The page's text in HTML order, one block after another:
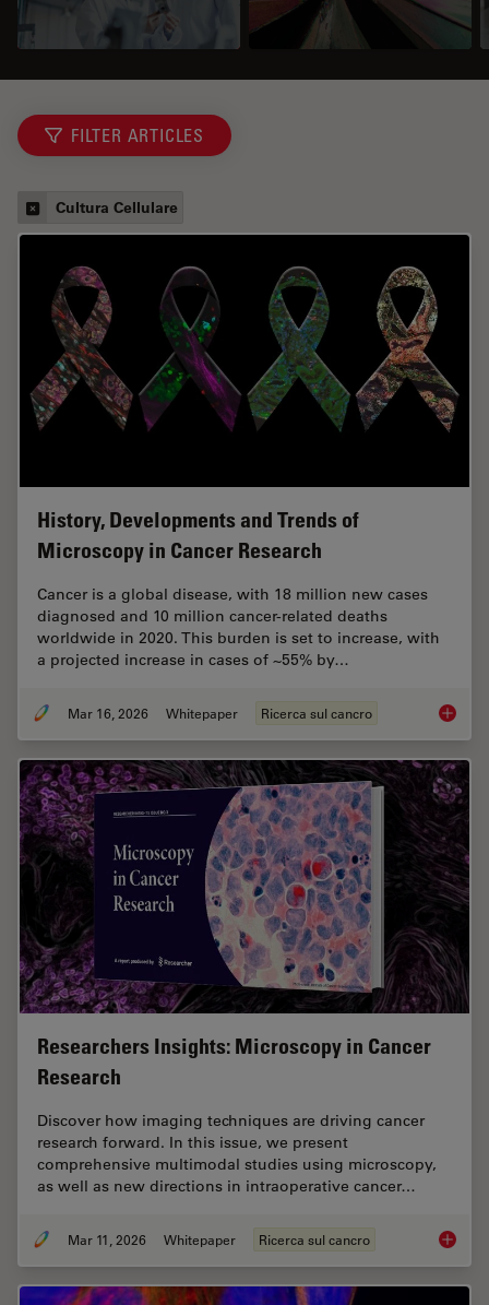
FILTER ARTICLES
Cultura Cellulare
History, Developments and Trends of
Microscopy in Cancer Research
Cancer is a global disease, with 18 million new cases
diagnosed and 10 million cancer-related deaths
worldwide in 2020. This burden is set to increase, with
a projected increase in cases of ~55% by…
Mar 16, 2026 Whitepaper Ricerca sul cancro
Researchers Insights: Microscopy in Cancer
Research
Discover how imaging techniques are driving cancer
research forward. In this issue, we present
comprehensive multimodal studies using microscopy,
as well as new directions in intraoperative cancer…
Mar 11, 2026 Whitepaper Ricerca sul cancro